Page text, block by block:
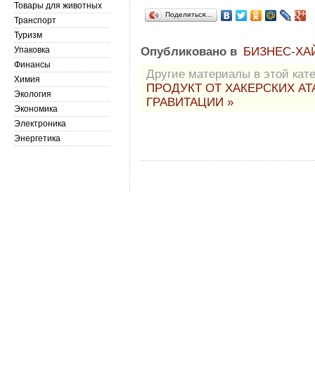
Поделиться…
Опубликовано в БИЗНЕС-
Другие материалы в этой
ПРОДУКТ ОТ ХАКЕРСКИХ
ГРАВИТАЦИИ »
Товары для животных
Транспорт
Туризм
Упаковка
Финансы
Химия
Экология
Экономика
Электроника
Энергетика